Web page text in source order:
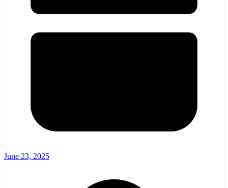
June 23, 2025